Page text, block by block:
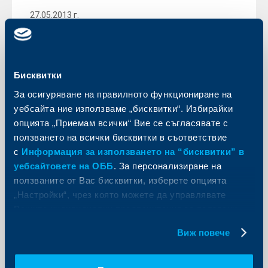
Бисквитки
За осигуряване на правилното функциониране на
уебсайта ние използваме „бисквитки“. Избирайки
опцията „Приемам всички“ Вие се съгласявате с
ползването на всички бисквитки в съответствие
с Информация за използването на “бисквитки” в
уебсайтовете на ОББ. За персонализиране на
ползваните от Вас бисквитки, изберете опцията
„Настройки“, чрез която можете да управлявате
Виж повече
27.05.2013 г.
Съобщения за клиенти
Обединена българска банка се
включи в инициативата Месец на
отворените врати за ученици
23 май 2013
23.05.2013 г.